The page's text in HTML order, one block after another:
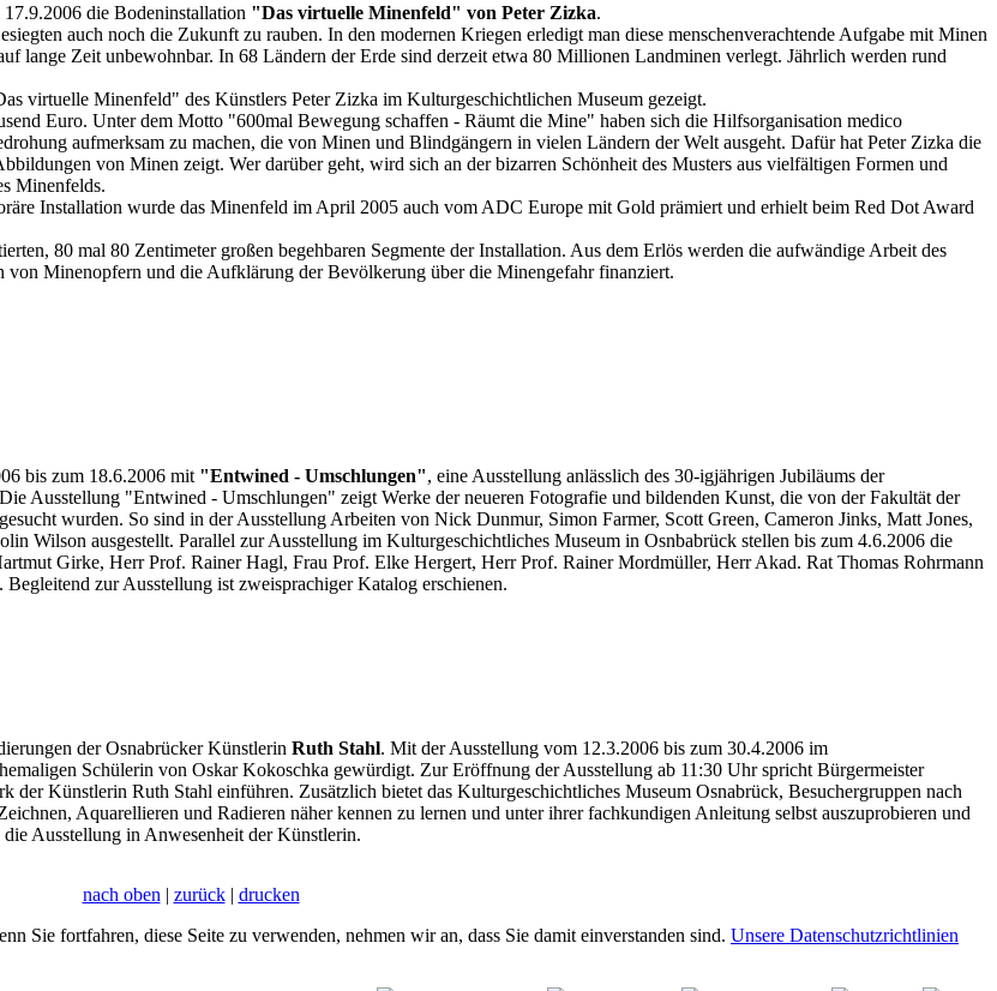
die Bodeninstallation "Das virtuelle Minenfeld" von Peter Zizka.
auch noch die Zukunft zu rauben. In den modernen Kriegen erledigt man diese menschenverachtende Aufgabe mit Minen
lange Zeit unbewohnbar. In 68 Ländern der Erde sind derzeit etwa 80 Millionen Landminen verlegt. Jährlich werden rund
virtuelle Minenfeld" des Künstlers Peter Zizka im Kulturgeschichtlichen Museum gezeigt.
Euro. Unter dem Motto "600mal Bewegung schaffen - Räumt die Mine" haben sich die Hilfsorganisation medico
aufmerksam zu machen, die von Minen und Blindgängern in vielen Ländern der Welt ausgeht. Dafür hat Peter Zizka die
von Minen zeigt. Wer darüber geht, wird sich an der bizarren Schönheit des Musters aus vielfältigen Formen und
Minenfelds.
Installation wurde das Minenfeld im April 2005 auch vom ADC Europe mit Gold prämiert und erhielt beim Red Dot Award
80 mal 80 Zentimeter großen begehbaren Segmente der Installation. Aus dem Erlös werden die aufwändige Arbeit des
Minenopfern und die Aufklärung der Bevölkerung über die Minengefahr finanziert.
bis zum 18.6.2006 mit "Entwined - Umschlungen", eine Ausstellung anlässlich des 30-igjährigen Jubiläums der
Ausstellung "Entwined - Umschlungen" zeigt Werke der neueren Fotografie und bildenden Kunst, die von der Fakultät der
wurden. So sind in der Ausstellung Arbeiten von Nick Dunmur, Simon Farmer, Scott Green, Cameron Jinks, Matt Jones,
Wilson ausgestellt. Parallel zur Ausstellung im Kulturgeschichtliches Museum in Osnbabrück stellen bis zum 4.6.2006 die
Girke, Herr Prof. Rainer Hagl, Frau Prof. Elke Hergert, Herr Prof. Rainer Mordmüller, Herr Akad. Rat Thomas Rohrmann
zur Ausstellung ist zweisprachiger Katalog erschienen.
der Osnabrücker Künstlerin Ruth Stahl. Mit der Ausstellung vom 12.3.2006 bis zum 30.4.2006 im
Schülerin von Oskar Kokoschka gewürdigt. Zur Eröffnung der Ausstellung ab 11:30 Uhr spricht Bürgermeister
Künstlerin Ruth Stahl einführen. Zusätzlich bietet das Kulturgeschichtliches Museum Osnabrück, Besuchergruppen nach
Aquarellieren und Radieren näher kennen zu lernen und unter ihrer fachkundigen Anleitung selbst auszuprobieren und
Ausstellung in Anwesenheit der Künstlerin.
nach oben | zurück| drucken
Sie fortfahren, diese Seite zu verwenden, nehmen wir an, dass Sie damit einverstanden sind. Unsere Datenschutzrichtlinien